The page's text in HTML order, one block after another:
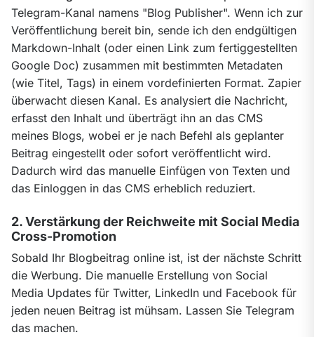
Telegram-Kanal namens "Blog Publisher". Wenn ich zur
Veröffentlichung bereit bin, sende ich den endgültigen
Markdown-Inhalt (oder einen Link zum fertiggestellten
Google Doc) zusammen mit bestimmten Metadaten
(wie Titel, Tags) in einem vordefinierten Format. Zapier
überwacht diesen Kanal. Es analysiert die Nachricht,
erfasst den Inhalt und überträgt ihn an das CMS
meines Blogs, wobei er je nach Befehl als geplanter
Beitrag eingestellt oder sofort veröffentlicht wird.
Dadurch wird das manuelle Einfügen von Texten und
das Einloggen in das CMS erheblich reduziert.
2. Verstärkung der Reichweite mit Social Media
Cross-Promotion
Sobald Ihr Blogbeitrag online ist, ist der nächste Schritt
die Werbung. Die manuelle Erstellung von Social
Media Updates für Twitter, LinkedIn und Facebook für
jeden neuen Beitrag ist mühsam. Lassen Sie Telegram
das machen.